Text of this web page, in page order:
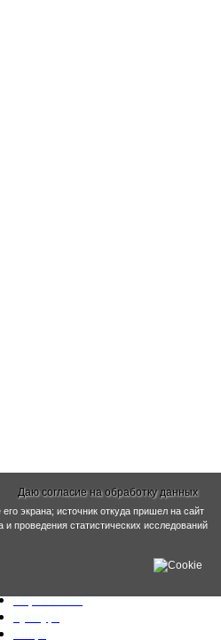
Образование
Даю согласие на обработку данных
экрана; источник откуда пришел на сайт
проведения статистических исследований